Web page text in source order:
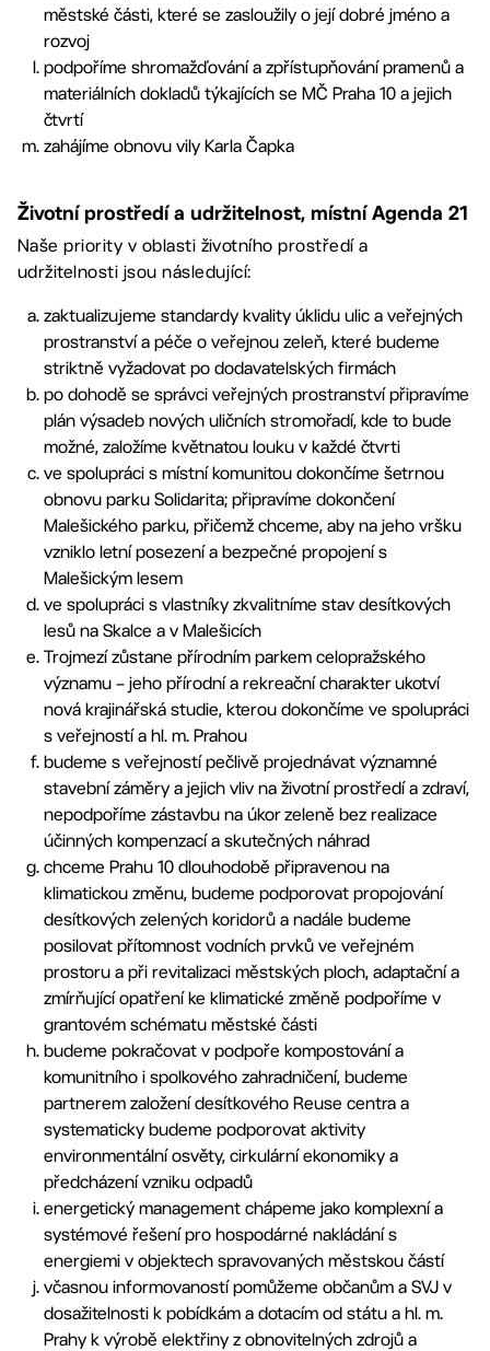
městské části, které se zasloužily o její dobré jméno a
rozvoj
podpoříme shromažďování a zpřístupňování pramenů a
materiálních dokladů týkajících se MČ Praha 10 a jejich
čtvrtí
zahájíme obnovu vily Karla Čapka
Životní prostředí a udržitelnost, místní Agenda 21
Naše priority v oblasti životního prostředí a
udržitelnosti jsou následující:
zaktualizujeme standardy kvality úklidu ulic a veřejných
prostranství a péče o veřejnou zeleň, které budeme
striktně vyžadovat po dodavatelských firmách
po dohodě se správci veřejných prostranství připravíme
plán výsadeb nových uličních stromořadí, kde to bude
možné, založíme květnatou louku v každé čtvrti
ve spolupráci s místní komunitou dokončíme šetrnou
obnovu parku Solidarita; připravíme dokončení
Malešického parku, přičemž chceme, aby na jeho vršku
vzniklo letní posezení a bezpečné propojení s
Malešickým lesem
ve spolupráci s vlastníky zkvalitníme stav desítkových
lesů na Skalce a v Malešicích
Trojmezí zůstane přírodním parkem celopražského
významu – jeho přírodní a rekreační charakter ukotví
nová krajinářská studie, kterou dokončíme ve spolupráci
s veřejností a hl. m. Prahou
budeme s veřejností pečlivě projednávat významné
stavební záměry a jejich vliv na životní prostředí a zdraví,
nepodpoříme zástavbu na úkor zeleně bez realizace
účinných kompenzací a skutečných náhrad
chceme Prahu 10 dlouhodobě připravenou na
klimatickou změnu, budeme podporovat propojování
desítkových zelených koridorů a nadále budeme
posilovat přítomnost vodních prvků ve veřejném
prostoru a při revitalizaci městských ploch, adaptační a
zmírňující opatření ke klimatické změně podpoříme v
grantovém schématu městské části
budeme pokračovat v podpoře kompostování a
komunitního i spolkového zahradničení, budeme
partnerem založení desítkového Reuse centra a
systematicky budeme podporovat aktivity
environmentální osvěty, cirkulární ekonomiky a
předcházení vzniku odpadů
energetický management chápeme jako komplexní a
systémové řešení pro hospodárné nakládání s
energiemi v objektech spravovaných městskou částí
včasnou informovaností pomůžeme občanům a SVJ v
dosažitelnosti k pobídkám a dotacím od státu a hl. m.
Prahy k výrobě elektřiny z obnovitelných zdrojů a